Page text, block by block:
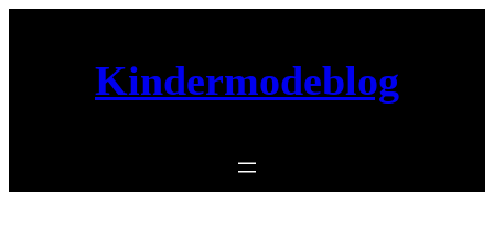
Kindermodeblog